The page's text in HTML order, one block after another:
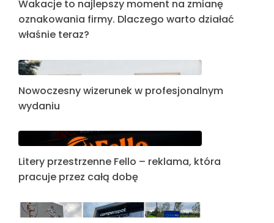
Wakacje to najlepszy moment na zmianę
oznakowania firmy. Dlaczego warto działać
właśnie teraz?
Nowoczesny wizerunek w profesjonalnym
wydaniu
Litery przestrzenne Fello – reklama, która
pracuje przez całą dobę